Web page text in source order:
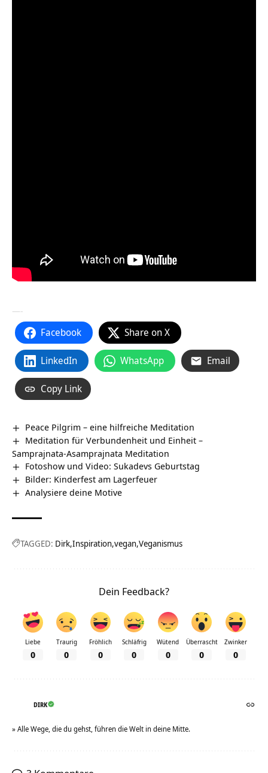
—-
Facebook Share on X
LinkedIn WhatsApp Email
Copy Link
Peace Pilgrim – eine hilfreiche Meditation
Meditation für Verbundenheit und Einheit –
Samprajnata-Asamprajnata Meditation
Fotoshow und Video: Sukadevs Geburtstag
Bilder: Kinderfest am Lagerfeuer
Analysiere deine Motive
TAGGED: Dirk Inspiration vegan Veganismus
Dein Feedback?
Liebe
0
Traurig
0
Fröhlich
0
Schläfrig
0
Wütend
0
Überrascht
0
Zwinker
0
DIRK
» Alle Wege, die du gehst, führen die Welt in deine Mitte.